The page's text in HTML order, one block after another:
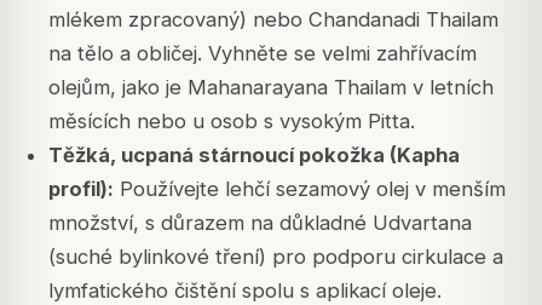
mlékem zpracovaný) nebo Chandanadi Thailam
na tělo a obličej. Vyhněte se velmi zahřívacím
olejům, jako je Mahanarayana Thailam v letních
měsících nebo u osob s vysokým Pitta.
Těžká, ucpaná stárnoucí pokožka (Kapha
profil): Používejte lehčí sezamový olej v menším
množství, s důrazem na důkladné Udvartana
(suché bylinkové tření) pro podporu cirkulace a
lymfatického čištění spolu s aplikací oleje.